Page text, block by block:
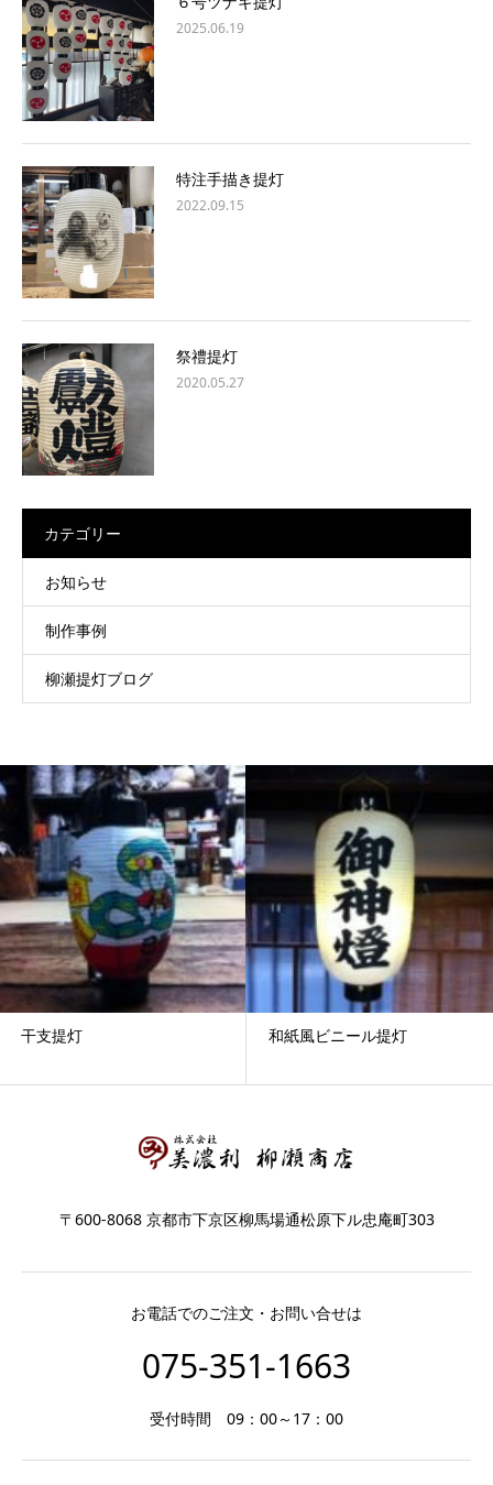
2025.06.19
特注手描き提灯
2022.09.15
祭禮提灯
2020.05.27
カテゴリー
お知らせ
制作事例
柳瀬提灯ブログ
干支提灯 和紙風ビニール提灯
〒600-8068 京都市下京区柳馬場通松原下ル忠庵町303
お電話でのご注文・お問い合せは
075-351-1663
受付時間 09：00～17：00